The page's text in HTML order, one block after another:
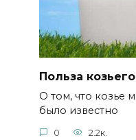
Польза
О том, что козье
было известно
0 2.2к.